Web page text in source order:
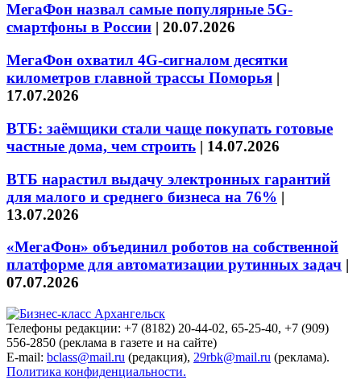
МегаФон назвал самые популярные 5G-
смартфоны в России | 20.07.2026
МегаФон охватил 4G-сигналом десятки
километров главной трассы Поморья |
17.07.2026
ВТБ: заёмщики стали чаще покупать готовые
частные дома, чем строить | 14.07.2026
ВТБ нарастил выдачу электронных гарантий
для малого и среднего бизнеса на 76% |
13.07.2026
«МегаФон» объединил роботов на собственной
платформе для автоматизации рутинных задач |
07.07.2026
Телефоны редакции: +7 (8182) 20-44-02, 65-25-40, +7 (909)
556-2850 (реклама в газете и на сайте)
E-mail: bclass@mail.ru (редакция), 29rbk@mail.ru (реклама).
Политика конфиденциальности.